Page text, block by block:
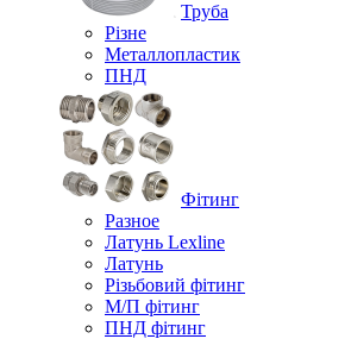
Труба
Різне
Металлопластик
ПНД
Фітинг
Разное
Латунь Lexline
Латунь
Різьбовий фітинг
М/П фітинг
ПНД фітинг